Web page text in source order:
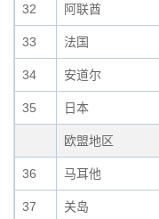
32 阿联酋
33 法国
34 安道尔
35 日本
欧盟地区
36 马耳他
37 关岛